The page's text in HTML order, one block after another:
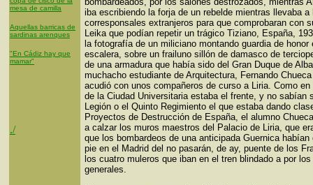
mesa de camilla
Aquellas barricas de
sardinas arenques
"En Cádiz hay que
mamar"
./
iba escribiendo la forja de un rebelde mientras llevaba a
corresponsales extranjeros para que comprobaran con
Leika que podían repetir un trágico Tiziano, España,
la fotografía de un miliciano montando guardia de honor
escalera, sobre un frailuno sillón de damasco de
de una armadura que había sido del Gran Duque de
muchacho estudiante de Arquitectura, Fernando
acudió con unos compañeros de curso a Liria. Como
de la Ciudad Universitaria estaba el frente, y no sabían
Legión o el Quinto Regimiento el que estaba dando
Proyectos de Destrucción de España, el alumno
a calzar los muros maestros del Palacio de Liria, que
que los bombardeos de una anticipada Guernica habían
pie en el Madrid del no pasarán, de ay, puente de los
los cuatro muleros que iban en el tren blindado a por
generales.